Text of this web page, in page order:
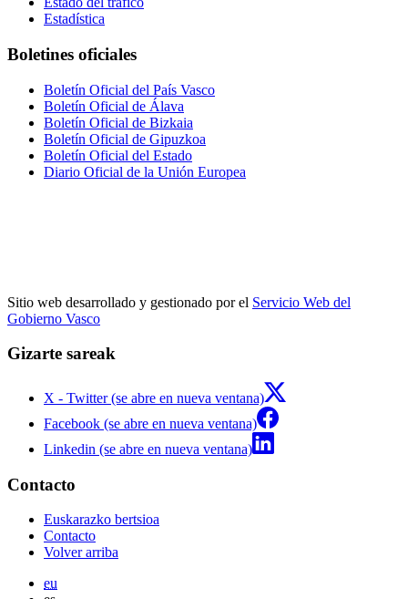
Estadística
Boletines oficiales
Boletín Oficial del País Vasco
Boletín Oficial de Álava
Boletín Oficial de Bizkaia
Boletín Oficial de Gipuzkoa
Boletín Oficial del Estado
Diario Oficial de la Unión Europea
Sitio web desarrollado y gestionado por el Servicio Web del
Gobierno Vasco
Gizarte sareak
X - Twitter (se abre en nueva ventana)
Facebook (se abre en nueva ventana)
Linkedin (se abre en nueva ventana)
Contacto
Euskarazko bertsioa
Contacto
Volver arriba
eu